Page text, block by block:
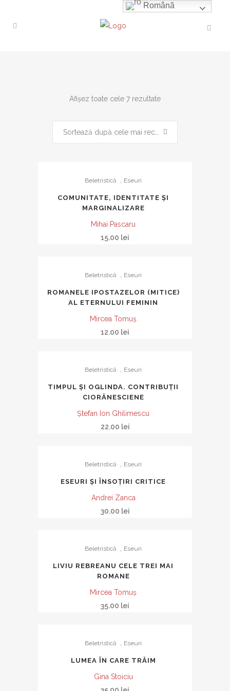
Afișez toate cele 7 rezultateSortat
Beletristică Eseuri
COMUNITATE, IDENTITATE ȘI
MARGINALIZARE
Mihai Pascaru
15.00 lei
Beletristică Eseuri
ROMANELE IPOSTAZELOR (MITICE)
AL ETERNULUI FEMININ
Mircea Tomuş
12.00 lei
Beletristică Eseuri
TIMPUL ȘI OGLINDA. CONTRIBUȚII
CIORĂNESCIENE
Ștefan Ion Ghilimescu
22.00 lei
Beletristică Eseuri
ESEURI ȘI ÎNSOȚIRI CRITICE
Andrei Zanca
30.00 lei
Beletristică Eseuri
LIVIU REBREANU CELE TREI MAI
ROMANE
Mircea Tomuş
35.00 lei
Beletristică Eseuri
LUMEA ÎN CARE TRĂIM
Gina Stoiciu
Română